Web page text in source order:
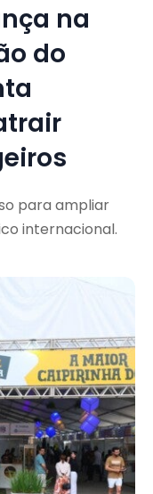
na
do
para ampliar
internacional.